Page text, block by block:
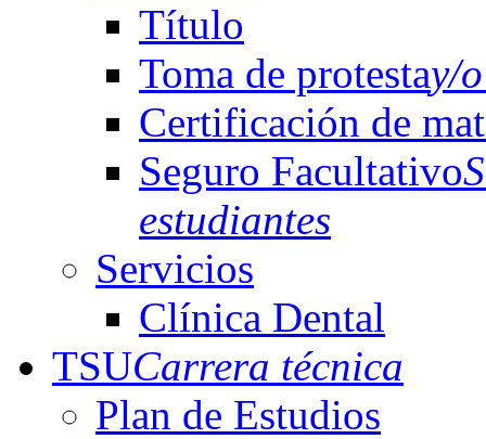
Título
Toma de protestay/
Certificación de
Seguro Facultativo
estudiantes
Servicios
Clínica Dental
TSUCarrera técnica
Plan de Estudios